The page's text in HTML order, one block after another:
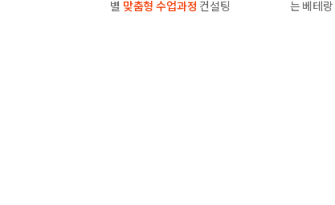
별 맞춤형 수업과정 컨설팅
는 베테랑